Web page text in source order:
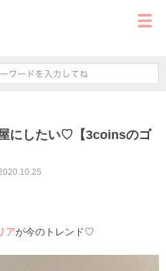
にしたい♡【3coinsのゴ
アが今のトレンド♡